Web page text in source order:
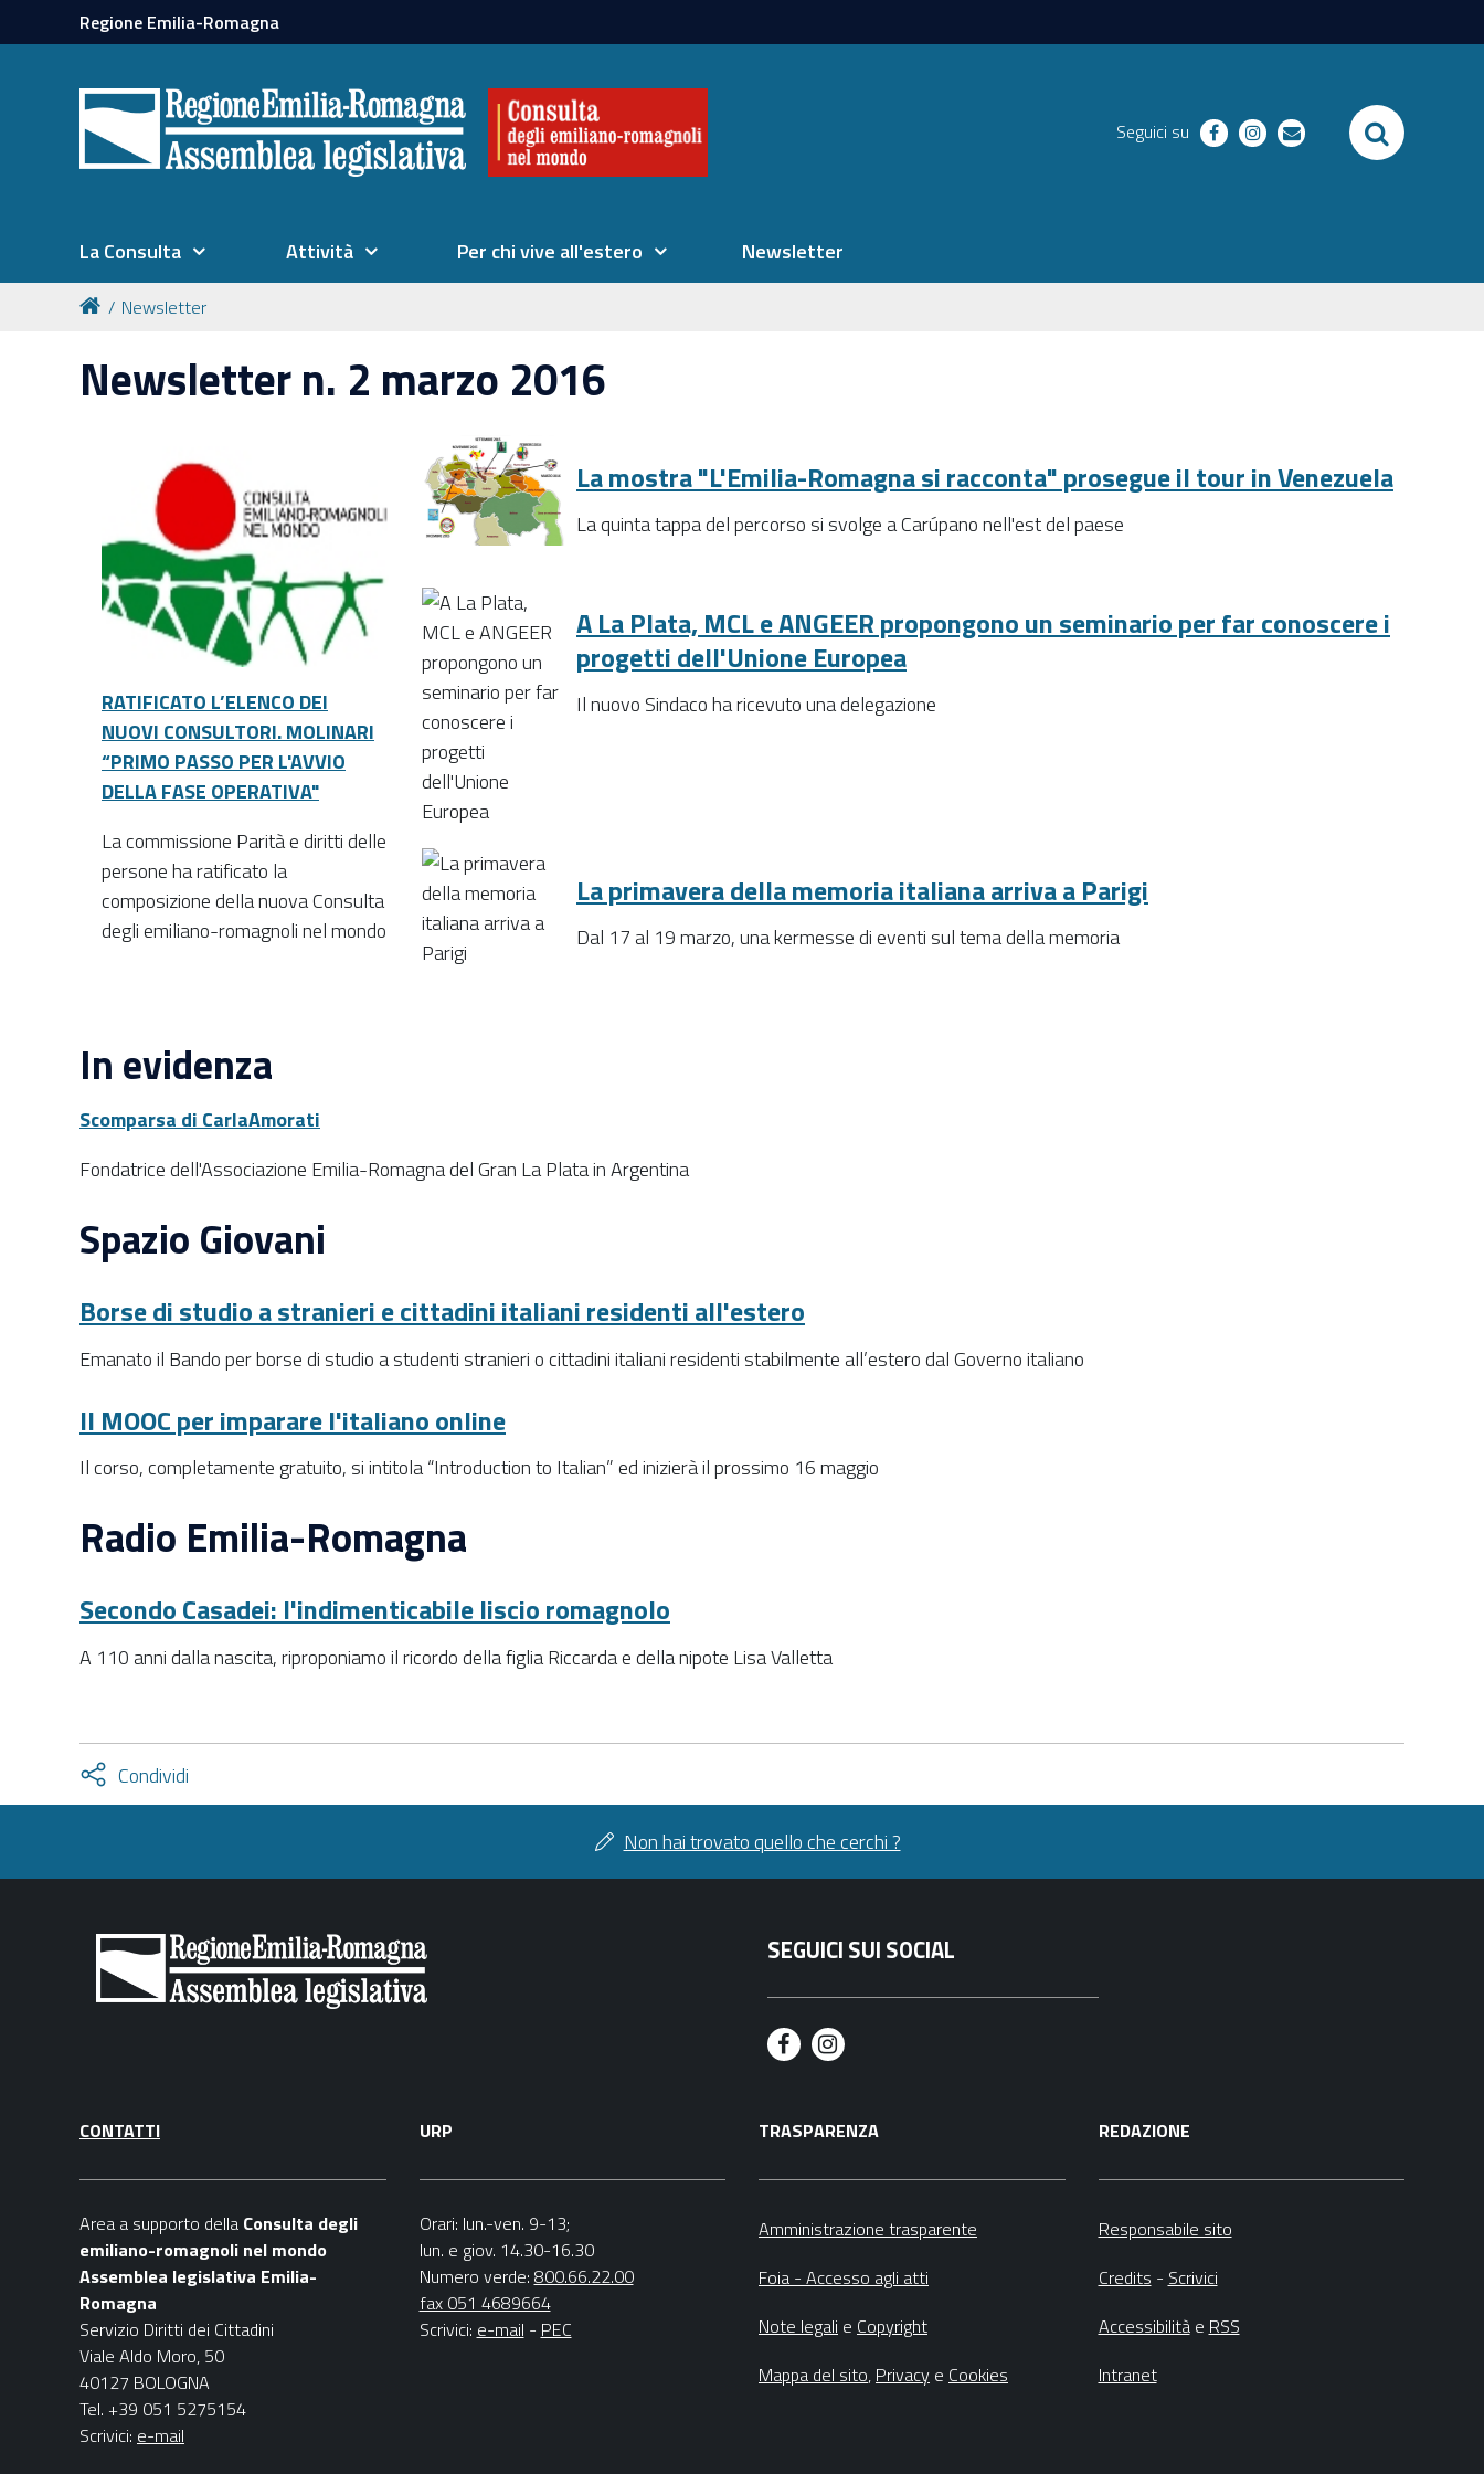
Regione Emilia-Romagna
Seguici su facebookinstagram
email SEARCH
La Consulta Attività Per chi vive all'estero Newsletter
Newsletter
Newsletter n. 2 marzo 2016
RATIFICATO L’ELENCO DEI
NUOVI CONSULTORI. MOLINARI
“PRIMO PASSO PER L'AVVIO
DELLA FASE OPERATIVA"
La commissione Parità e diritti delle
persone ha ratificato la
composizione della nuova Consulta
degli emiliano-romagnoli nel mondo
La mostra "L'Emilia-Romagna si racconta" prosegue il tour in Venezuela
La quinta tappa del percorso si svolge a Carúpano nell'est del paese
A La Plata, MCL e ANGEER propongono un seminario per far conoscere i
progetti dell'Unione Europea
Il nuovo Sindaco ha ricevuto una delegazione
La primavera della memoria italiana arriva a Parigi
Dal 17 al 19 marzo, una kermesse di eventi sul tema della memoria
In evidenza
Scomparsa di CarlaAmorati
Fondatrice dell'Associazione Emilia-Romagna del Gran La Plata in Argentina
Spazio Giovani
Borse di studio a stranieri e cittadini italiani residenti all'estero
Emanato il Bando per borse di studio a studenti stranieri o cittadini italiani residenti stabilmente all’estero dal Governo italiano
Il MOOC per imparare l'italiano online
Il corso, completamente gratuito, si intitola “Introduction to Italian” ed inizierà il prossimo 16 maggio
Radio Emilia-Romagna
Secondo Casadei: l'indimenticabile liscio romagnolo
A 110 anni dalla nascita, riproponiamo il ricordo della figlia Riccarda e della nipote Lisa Valletta
Condividi
facebook
twitter
Attiva
condividi
Non hai trovato quello che cerchi ?
SEGUICI SUI SOCIAL
F
c
e
o
k
I
s
t
r
a
m
CONTATTI
Area a supporto della Consulta degli
emiliano-romagnoli nel mondo
Assemblea legislativa Emilia-
Romagna
Servizio Diritti dei Cittadini
Viale Aldo Moro, 50
40127 BOLOGNA
Tel. +39 051 5275154
Scrivici: e-mail
URP
Orari: lun.-ven. 9-13;
lun. e giov. 14.30-16.30
Numero verde: 800.66.22.00
fax 051 4689664
Scrivici: e-mail - PEC
TRASPARENZA
Amministrazione trasparente
Foia - Accesso agli atti
Note legali e Copyright
Mappa del sito, Privacy e Cookies
REDAZIONE
Responsabile sito
Credits - Scrivici
Accessibilitàe RSS
Intranet